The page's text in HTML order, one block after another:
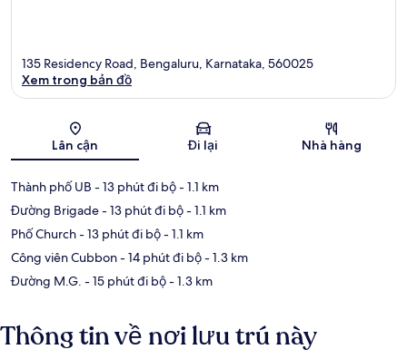
Bản đồ
135 Residency Road, Bengaluru, Karnataka, 560025
Xem trong bản đồ
Lân cận Đi lại Nhà hàng
Thành phố UB - 13 phút đi bộ- 1.1 km
Đường Brigade- 13 phút đi bộ- 1.1 km
Phố Church- 13 phút đi bộ- 1.1 km
Công viên Cubbon- 14 phút đi bộ- 1.3 km
Đường M.G. - 15 phút đi bộ- 1.3 km
Thông tin về nơi lưu trú này